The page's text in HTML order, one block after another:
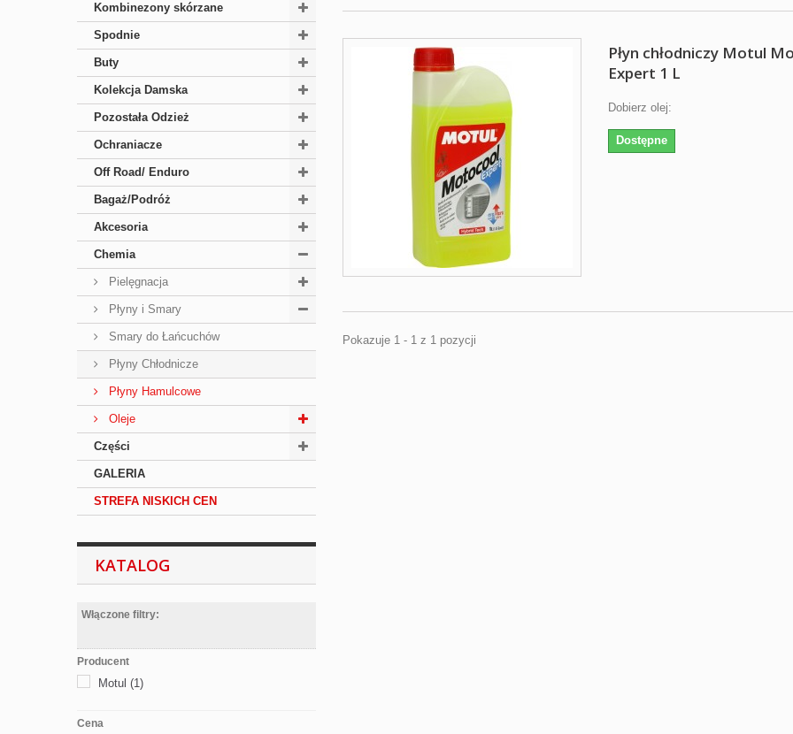
Kombinezony skórzane
Spodnie
Buty
Kolekcja Damska
Pozostała Odzież
Ochraniacze
Off Road/ Enduro
Bagaż/Podróż
Akcesoria
Chemia
Pielęgnacja
Płyny i Smary
Smary do Łańcuchów
Płyny Chłodnicze
Płyny Hamulcowe
Oleje
Części
GALERIA
STREFA NISKICH CEN
KATALOG
Włączone filtry:
Producent
Motul (1)
Cena
Płyn chłodniczy Motul
Expert 1 L
Dobierz olej:
Dostępne
Pokazuje 1 - 1 z 1 pozycji